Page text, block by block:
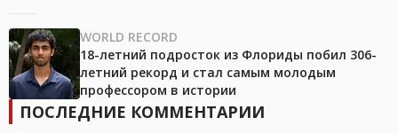
WORLD RECORD
18-летний подросток из Флориды побил 306-
летний рекорд и стал самым молодым
профессором в истории
ПОСЛЕДНИЕ КОММЕНТАРИИ